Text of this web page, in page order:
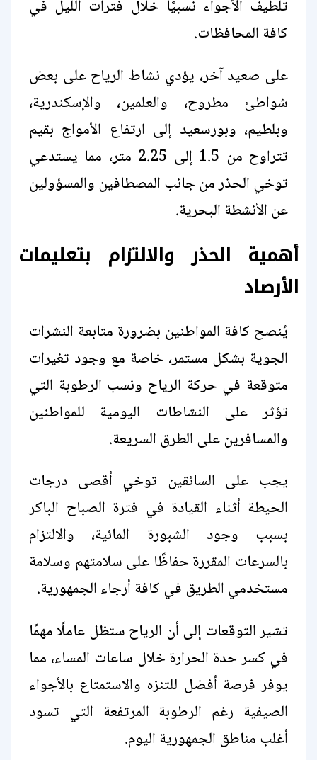
تلطيف الأجواء نسبيًا خلال فترات الليل في
كافة المحافظات.
على صعيد آخر، يؤدي نشاط الرياح على بعض
شواطئ مطروح، والعلمين، والإسكندرية،
وبلطيم، وبورسعيد إلى ارتفاع الأمواج بقيم
تتراوح من 1.5 إلى 2.25 متر، مما يستدعي
توخي الحذر من جانب المصطافين والمسؤولين
عن الأنشطة البحرية.
أهمية الحذر والالتزام بتعليمات
الأرصاد
يُنصح كافة المواطنين بضرورة متابعة النشرات
الجوية بشكل مستمر، خاصة مع وجود تغيرات
متوقعة في حركة الرياح ونسب الرطوبة التي
تؤثر على النشاطات اليومية للمواطنين
والمسافرين على الطرق السريعة.
يجب على السائقين توخي أقصى درجات
الحيطة أثناء القيادة في فترة الصباح الباكر
بسبب وجود الشبورة المائية، والالتزام
بالسرعات المقررة حفاظًا على سلامتهم وسلامة
مستخدمي الطريق في كافة أرجاء الجمهورية.
تشير التوقعات إلى أن الرياح ستظل عاملًا مهمًا
في كسر حدة الحرارة خلال ساعات المساء، مما
يوفر فرصة أفضل للتنزه والاستمتاع بالأجواء
الصيفية رغم الرطوبة المرتفعة التي تسود
أغلب مناطق الجمهورية اليوم.